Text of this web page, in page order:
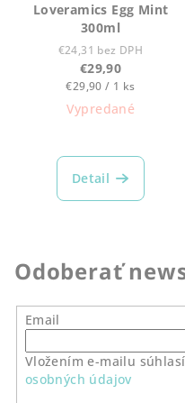
Loveramics Egg Mint
300ml
€24,31 bez DPH
€29,90
Jednotková
cena:
€29,90 / 1 ks
Vypredané
Detail
Odoberať
Email
Vložením e-mailu
osobných údajov